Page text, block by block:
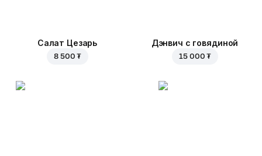
Салат Цезарь
8 500 ₮
Дэнвич с говядиной
15 000 ₮